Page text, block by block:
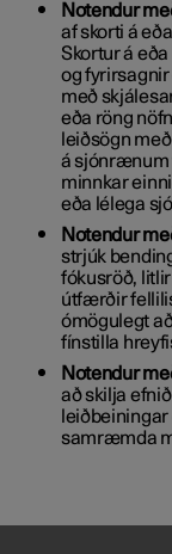
Notendur
af skorti á
Skortur á
og fyrirsagnir
með
eða röng
leiðsögn
á sjónrænum
minnkar
eða lélega
Notendur
strjúk
fókusröð,
útfærðir
ómögulegt
fínstilla
Notendur
að skilja
samræmda